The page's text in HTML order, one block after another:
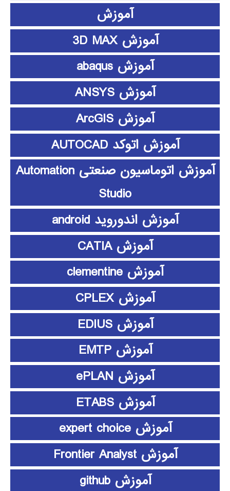
آموزش
آموزش 3D MAX
آموزش abaqus
آموزش ANSYS
آموزش ArcGIS
آموزش اتوکد AUTOCAD
آموزش اتوماسیون صنعتی Automation
Studio
آموزش اندوروید android
آموزش CATIA
آموزش clementine
آموزش CPLEX
آموزش EDIUS
آموزش EMTP
آموزش ePLAN
آموزش ETABS
آموزش expert choice
آموزش Frontier Analyst
آموزش github